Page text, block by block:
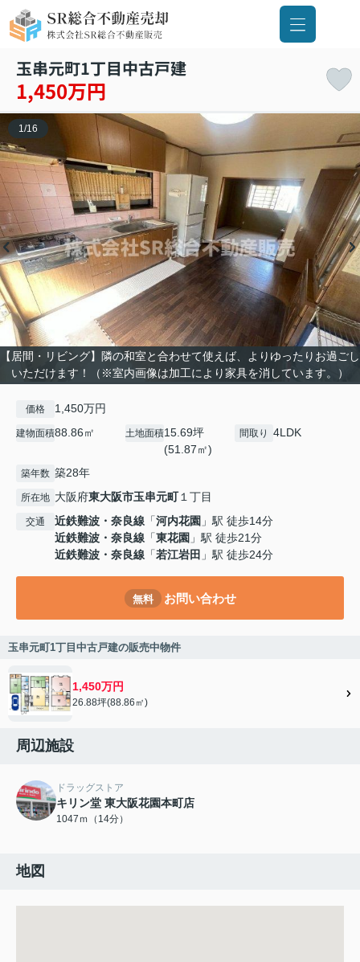
玉串元町1丁目中古戸建
1,450万円
【居間・リビング】隣の和室と合わせて使えば、よりゆったりお過ごし
いただけます！（※室内画像は加工により家具を消しています。）
1 /16
価格 1,450万円
建物面積88.86㎡ 土地面積15.69坪
(51.87㎡)
間取り 4LDK
築年数 築28年
所在地 大阪府東大阪市玉串元町１丁目
交通 近鉄難波・奈良線 「河内花園 」駅 徒歩14分
近鉄難波・奈良線 「東花園 」駅 徒歩21分
近鉄難波・奈良線 「若江岩田 」駅 徒歩24分
無料 お問い合わせ
玉串元町1丁目中古戸建の販売中物件
1,450万円
26.88坪(88.86㎡)
周辺施設
ドラッグストア
キリン堂 東大阪花園本町店
1047ｍ（14分）
地図